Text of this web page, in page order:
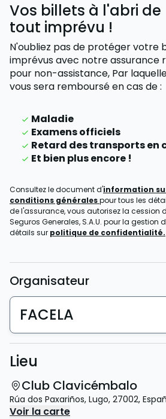
Vos billets à l'abri de
tout imprévu !
N'oubliez pas de protéger votre
imprévus avec notre assurance
pour non-assistance, Par
vous sera rembourséen cas de:
Maladie
Examens officiels
Retard des transports en
Et bien plus encore !
Consultez le document d'information
conditions généralespour tous les
de l'assurance, vous autorisez la cession
Seguros Generales, S.A.U. pour la gestion
détails sur politique de confidentialité.
Organisateur
FACELA
Lieu
Club Clavicémbalo
Rúa dos Paxariños, Lugo, 27002,
Voir la carte